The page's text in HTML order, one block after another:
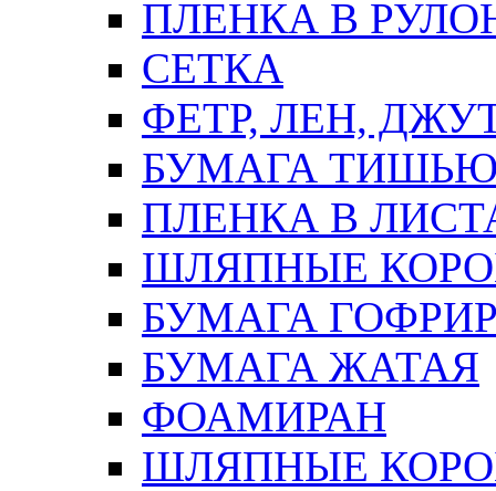
ПЛЕНКА В
СЕТКА
ФЕТР, ЛЕН,
БУМАГА
ПЛЕНКА В
ШЛЯПНЫЕ
БУМАГА
БУМАГА ЖАТАЯ
ФОАМИРАН
ШЛЯПНЫЕ